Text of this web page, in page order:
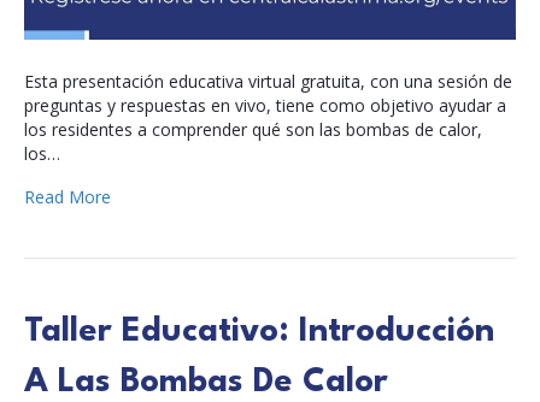
Esta presentación educativa virtual gratuita, con una sesión de
preguntas y respuestas en vivo, tiene como objetivo ayudar a
los residentes a comprender qué son las bombas de calor,
los…
Read More
Taller Educativo: Introducción
A Las Bombas De Calor